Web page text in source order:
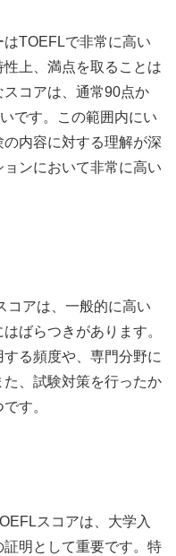
TOEFLで非常に高い
上、満点を取ることは
コアは、通常90点か
です。この範囲内にい
内容に対する理解が深
ンにおいて非常に高い
コアは、一般的に高い
ばらつきがあります。
る頻度や、専門分野に
、試験対策を行ったか
す。
スコアは、大学入
明として重要です。特